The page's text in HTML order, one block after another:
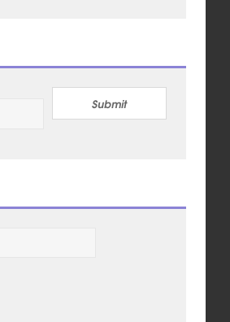
Submit